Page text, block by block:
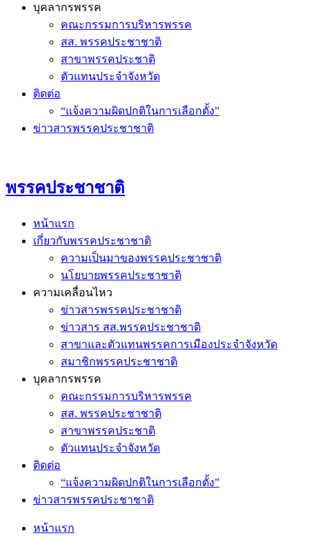
บุคลากรพรรค
คณะกรรมการบริหารพรรค
สส. พรรคประชาชาติ
สาขาพรรคประชาติ
ตัวแทนประจำจังหวัด
ติดต่อ
“แจ้งความผิดปกติในการเลือกตั้ง”
ข่าวสารพรรคประชาชาติ
พรรคประชาชาติ
หน้าแรก
เกี่ยวกับพรรคประชาชาติ
ความเป็นมาของพรรคประชาชาติ
นโยบายพรรคประชาชาติ
ความเคลื่อนไหว
ข่าวสารพรรคประชาชาติ
ข่าวสาร สส.พรรคประชาชาติ
สาขาและตัวแทนพรรคการเมืองประจำจังหวัด
สมาชิกพรรคประชาชาติ
บุคลากรพรรค
คณะกรรมการบริหารพรรค
สส. พรรคประชาชาติ
สาขาพรรคประชาติ
ตัวแทนประจำจังหวัด
ติดต่อ
“แจ้งความผิดปกติในการเลือกตั้ง”
ข่าวสารพรรคประชาชาติ
หน้าแรก